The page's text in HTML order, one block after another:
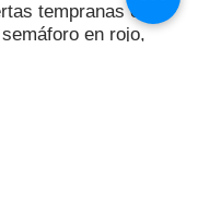
tempranas en
en rojo,